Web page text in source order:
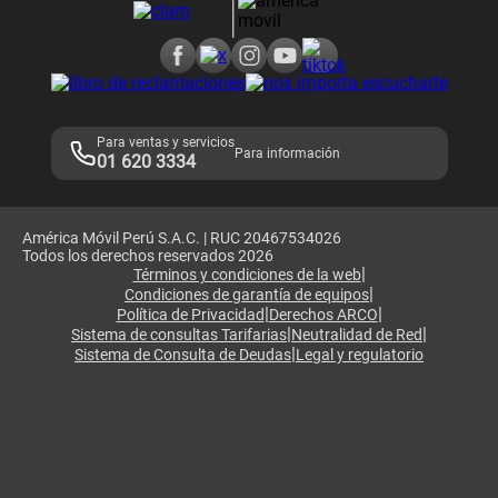
Adquirientes iPhone 6, 6S y SE
Mensaje de Seguridad
Términos y Condiciones de Tienda Claro
Libro de Reclamaciones
Para ventas y servicios
01 620 3334 Para información
América Móvil Perú S.A.C. | RUC 20467534026
Todos los derechos reservados 2026
Términos y condiciones de la web|
Condiciones de garantía de equipos|
Política de Privacidad|Derechos ARCO|
Sistema de consultas Tarifarias|Neutralidad de Red|
Sistema de Consulta de Deudas|Legal y regulatorio